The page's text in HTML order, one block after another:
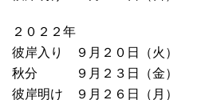
２０２２年
彼岸入り ９月２０日（火）
秋分 ９月２３日（金）
彼岸明け ９月２６日（月）